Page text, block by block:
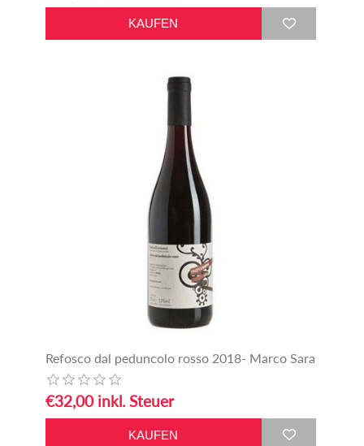
Refosco dal peduncolo rosso 2018- Marco Sara
€32,00 inkl. Steuer